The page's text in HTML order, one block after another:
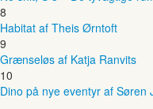
8
Habitat af Theis Ørntoft
9
Grænseløs af Katja Ranvits
10
Dino på nye eventyr af Søren